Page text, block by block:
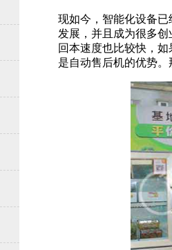
现如今，智能化设备
发展，并且成为很多
回本速度也比较快，
是自动售后机的优势